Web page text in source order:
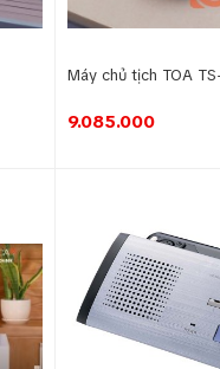
Máy chủ tịch TOA
9.085.000